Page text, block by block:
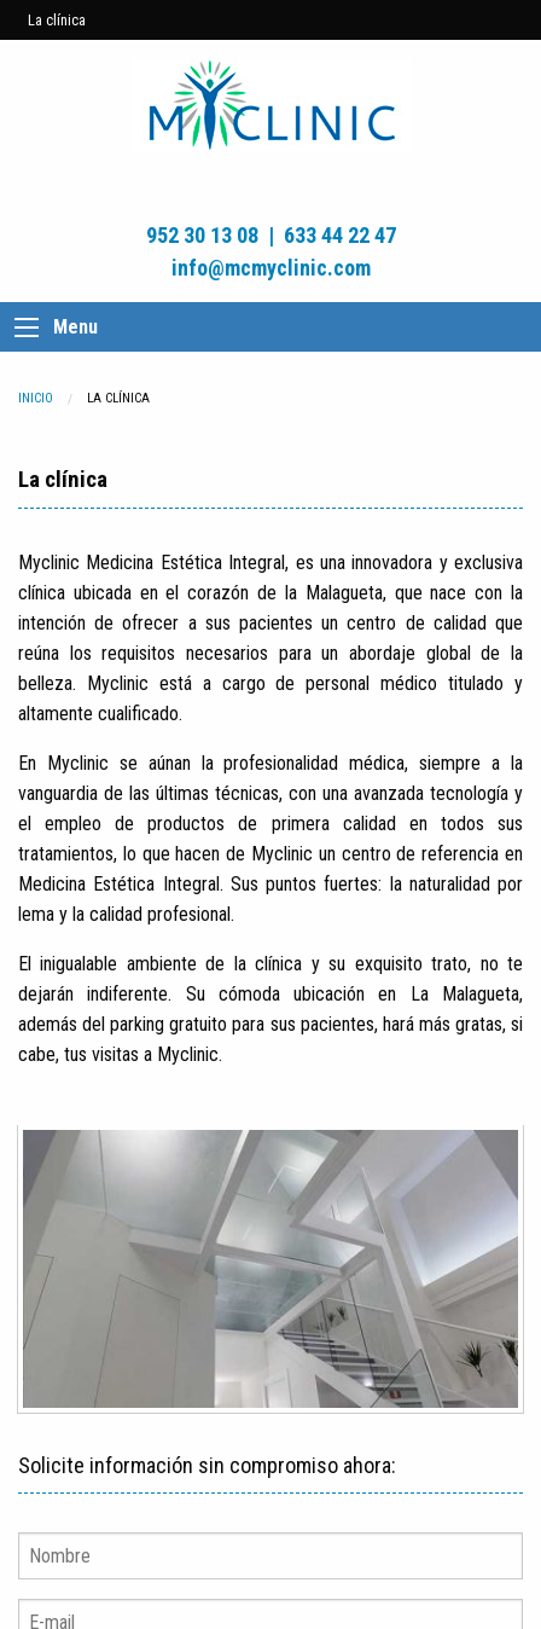
La clínica
952 30 13 08 | 633 44 22 47
info@mcmyclinic.com
Menu
INICIO CURRENT:
LA CLÍNICA
La clínica
Myclinic Medicina Estética Integral, es una innovadora y exclusiva
clínica ubicada en el corazón de la Malagueta, que nace con la
intención de ofrecer a sus pacientes un centro de calidad que
reúna los requisitos necesarios para un abordaje global de la
belleza. Myclinic está a cargo de personal médico titulado y
altamente cualificado.
En Myclinic se aúnan la profesionalidad médica, siempre a la
vanguardia de las últimas técnicas, con una avanzada tecnología y
el empleo de productos de primera calidad en todos sus
tratamientos, lo que hacen de Myclinic un centro de referencia en
Medicina Estética Integral. Sus puntos fuertes: la naturalidad por
lema y la calidad profesional.
El inigualable ambiente de la clínica y su exquisito trato, no te
dejarán indiferente. Su cómoda ubicación en La Malagueta,
además del parking gratuito para sus pacientes, hará más gratas, si
cabe, tus visitas a Myclinic.
Solicite información sin compromiso ahora: